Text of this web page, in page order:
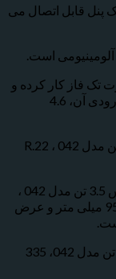
یک پنل قابل اتصال می
است.
صورت تک فاز کار کرده و
کل برق مصرفی آن، 16.5 آمپر و حداکثر توان ورودی آن، 4.6
مبرد به کار رفته در داکت اسپلیت کولکس 3.5 تن مدل 042 ، R.22
در مورد ابعاد یونیت داخلی داکت اسپلیت کولکس 3.5 تن مدل 042 ،
عمق یونیت داخلی، 950 میلی متر و عرض
عرض یونیت خارجی داکت اسپلیت کولکس 3.5 تن مدل 042، 335